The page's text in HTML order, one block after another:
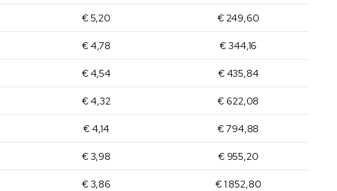
€ 5,20 € 249,60
€ 4,78 € 344,16
€ 4,54 € 435,84
€ 4,32 € 622,08
€ 4,14 € 794,88
€ 3,98 € 955,20
€ 3,86 € 1.852,80